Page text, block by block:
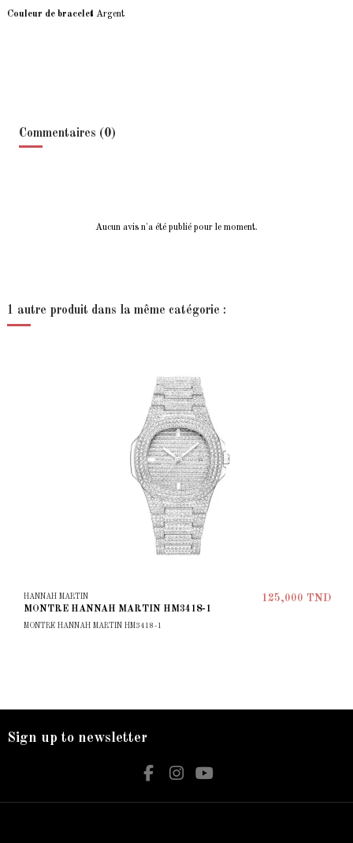
Couleur de bracelet Argent
Commentaires (0)
Aucun avis n'a été publié pour le moment.
1 autre produit dans la même catégorie :
HANNAH MARTIN
MONTRE HANNAH MARTIN HM3418-1
125,000 TND
MONTRE HANNAH MARTIN HM3418-1
Sign up to newsletter